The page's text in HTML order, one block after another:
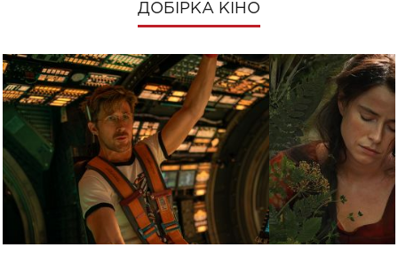
ДОБІРКА КІНО